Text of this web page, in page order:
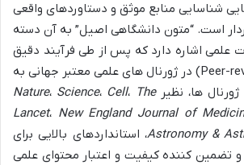
شناسایی منابع موثق و دستاوردهای واقعی
است. “متون دانشگاهی اصیل” به آن دسته
علمی اشاره دارد که پس از طی فرآیند دقیق
“داوری همتا” (Peer-reviewed) در ژورنال های علمی معتبر جهانی به
ها، نظیر
Nature، Science، Cell، The
Lancet، New England Journal of
Astronomy &، استانداردهای بالایی برای
تضمین کننده کیفیت و اعتبار محتوای علمی